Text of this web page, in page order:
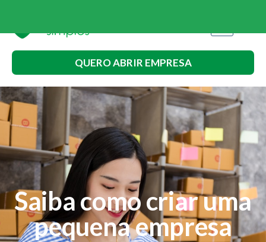
QUERO ABRIR EMPRESA
Saiba como criar uma
pequena empresa